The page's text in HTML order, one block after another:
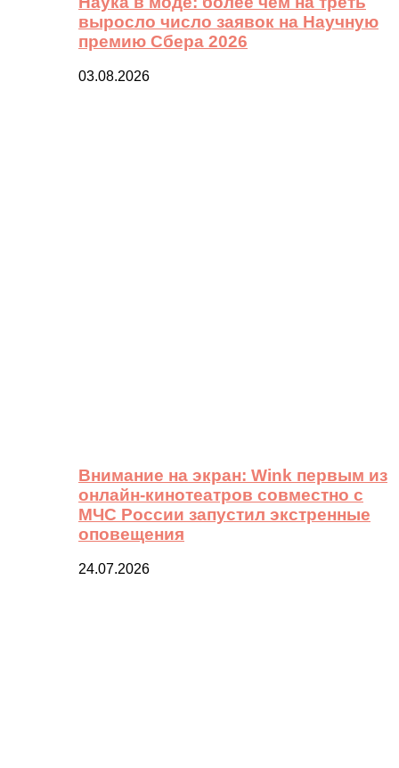
выросло число заявок на Научную
премию Сбера 2026
03.08.2026
Внимание на экран: Wink первым из
онлайн-кинотеатров совместно с
МЧС России запустил экстренные
оповещения
24.07.2026